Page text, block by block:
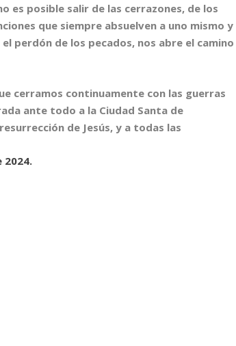
es posible salir de las cerrazones, de los
que siempre absuelven a uno mismo y
perdón de los pecados, nos abre el camino
cerramos continuamente con las guerras
ante todo a la Ciudad Santa de
de Jesús, y a todas las
2024.